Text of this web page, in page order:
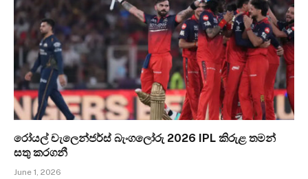
රෝයල් චැලෙන්ජර්ස් බැංගලෝරු 2026 IPL කිරුළ තමන්
සතු කරගනී
June 1, 2026